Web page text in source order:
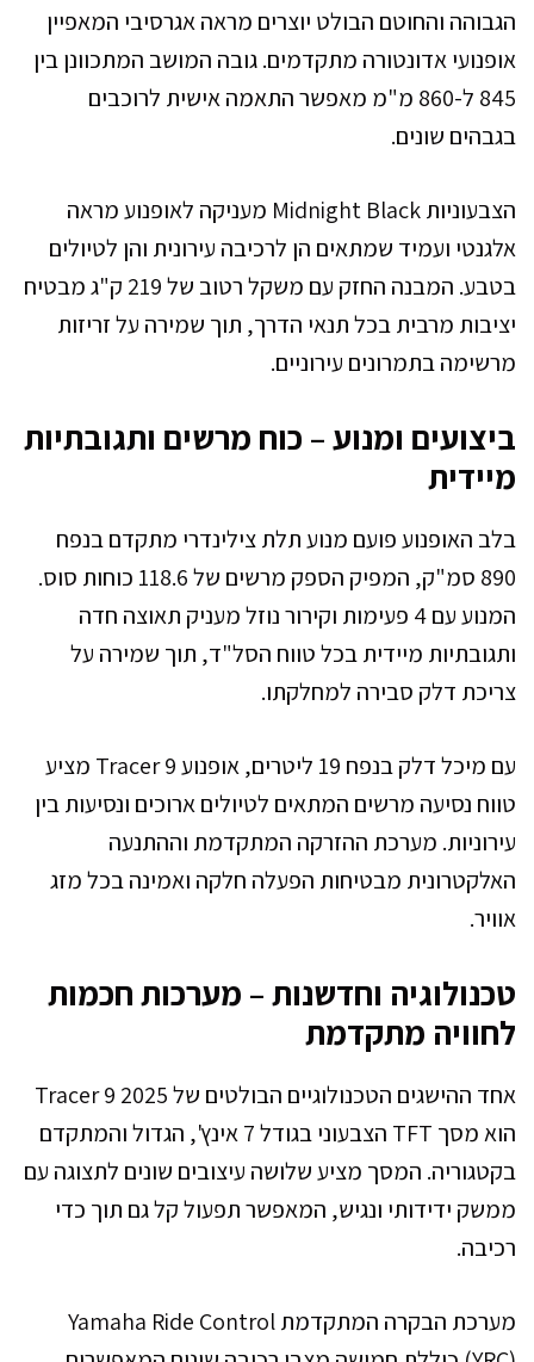
הגבוהה והחוטם הבולט יוצרים מראה אגרסיבי המאפיין
אופנועי אדונטורה מתקדמים. גובה המושב המתכוונן בין
845 ל-860 מ"מ מאפשר התאמה אישית לרוכבים
בגבהים שונים.
הצבעוניות Midnight Black מעניקה לאופנוע מראה
אלגנטי ועמיד שמתאים הן לרכיבה עירונית והן לטיולים
בטבע. המבנה החזק עם משקל רטוב של 219 ק"ג מבטיח
יציבות מרבית בכל תנאי הדרך, תוך שמירה על זריזות
מרשימה בתמרונים עירוניים.
ביצועים ומנוע – כוח מרשים ותגובתיות
מיידית
בלב האופנוע פועם מנוע תלת צילינדרי מתקדם בנפח
890 סמ"ק, המפיק הספק מרשים של 118.6 כוחות סוס.
המנוע עם 4 פעימות וקירור נוזל מעניק תאוצה חדה
ותגובתיות מיידית בכל טווח הסל"ד, תוך שמירה על
צריכת דלק סבירה למחלקתו.
עם מיכל דלק בנפח 19 ליטרים, אופנוע Tracer 9 מציע
טווח נסיעה מרשים המתאים לטיולים ארוכים ונסיעות בין
עירוניות. מערכת ההזרקה המתקדמת וההתנעה
האלקטרונית מבטיחות הפעלה חלקה ואמינה בכל מזג
אוויר.
טכנולוגיה וחדשנות – מערכות חכמות
לחוויה מתקדמת
אחד ההישגים הטכנולוגיים הבולטים של Tracer 9 2025
הוא מסך TFT הצבעוני בגודל 7 אינץ', הגדול והמתקדם
בקטגוריה. המסך מציע שלושה עיצובים שונים לתצוגה עם
ממשק ידידותי ונגיש, המאפשר תפעול קל גם תוך כדי
רכיבה.
מערכת הבקרה המתקדמת Yamaha Ride Control